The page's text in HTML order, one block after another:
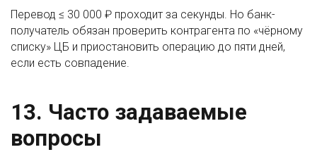
Перевод ≤ 30 000 ₽ проходит за секунды. Но банк-
получатель обязан проверить контрагента по «чёрному
списку» ЦБ и приостановить операцию до пяти дней,
если есть совпадение.
13. Часто задаваемые
вопросы